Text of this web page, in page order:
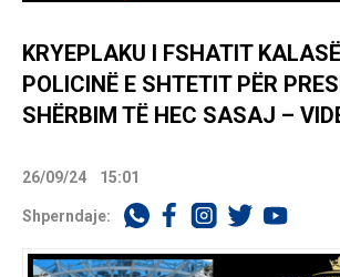
KRYEPLAKU I FSHATIT
POLICINË E SHTETIT PËR
SHËRBIM TË HEC SASAJ –
26/09/24 15:01
Shperndaje: